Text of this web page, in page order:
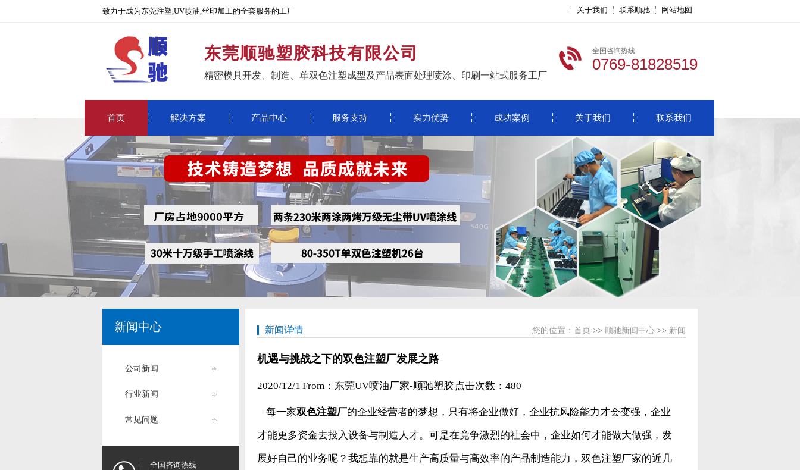
致力于成为东莞注塑,UV喷油,丝印加工的全套服务的工厂 关于我们 联系顺驰 网站地图
东莞顺驰塑胶科技有限公司
精密模具开发、制造、单双色注塑成型及产品表面处理喷涂、印刷一站式服务工厂
全国咨询热线
0769-81828519
首页 解决方案 产品中心 服务支持 实力优势 成功案例 关于我们 联系我们
新闻中心
公司新闻
行业新闻
常见问题
全国咨询热线
新闻详情 您的位置： 首页 >> 顺驰新闻中心 >> 新闻
机遇与挑战之下的双色注塑厂发展之路
2020/12/1 From：东莞UV喷油厂家-顺驰塑胶 点击次数： 480
每一家双色注塑厂的企业经营者的梦想，只有将企业做好，企业抗风险能力才会变强，企业
才能更多资金去投入设备与制造人才。可是在竟争激烈的社会中，企业如何才能做大做强，发
展好自己的业务呢？我想靠的就是生产高质量与高效率的产品制造能力，双色注塑厂家的近几